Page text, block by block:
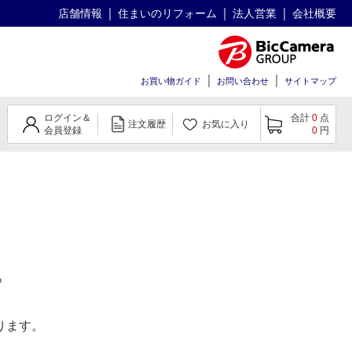
店舗情報 住まいのリフォーム 法人営業 会社概要
お買い物ガイド お問い合わせ サイトマップ
ログイン＆
会員登録
注文履歴 お気に入り
合計 0 点
0 円
す。